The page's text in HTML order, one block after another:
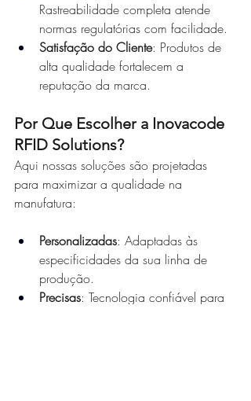
Rastreabilidade completa atende
normas regulatórias com facilidade.
Satisfação do Cliente: Produtos de
alta qualidade fortalecem a
reputação da marca.
Por Que Escolher a Inovacode
RFID Solutions?
Aqui nossas soluções são projetadas
para maximizar a qualidade na
manufatura:
Personalizadas: Adaptadas às
especificidades da sua linha de
produção.
Precisas: Tecnologia confiável para